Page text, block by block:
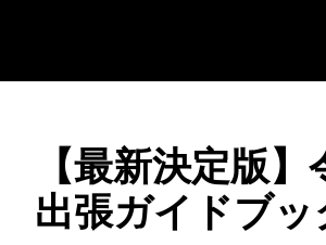
United States
Canada
EUROPE
United Kingdom
ASIA
【最新決定版】
出張ガイドブッ